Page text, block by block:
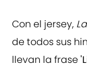
Con el jersey,
de todos sus
llevan la frase